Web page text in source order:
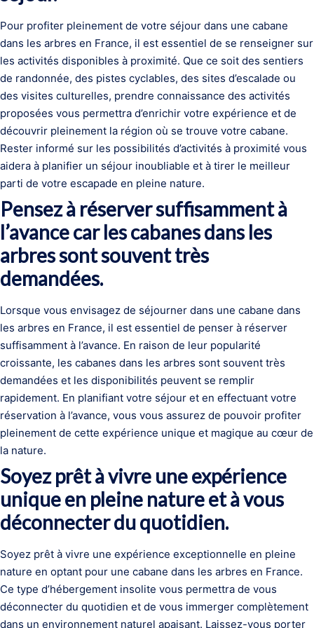
Pour profiter pleinement de votre séjour dans une cabane
dans les arbres en France, il est essentiel de se renseigner sur
les activités disponibles à proximité. Que ce soit des sentiers
de randonnée, des pistes cyclables, des sites d’escalade ou
des visites culturelles, prendre connaissance des activités
proposées vous permettra d’enrichir votre expérience et de
découvrir pleinement la région où se trouve votre cabane.
Rester informé sur les possibilités d’activités à proximité vous
aidera à planifier un séjour inoubliable et à tirer le meilleur
parti de votre escapade en pleine nature.
Pensez à réserver suffisamment à
l’avance car les cabanes dans les
arbres sont souvent très
demandées.
Lorsque vous envisagez de séjourner dans une cabane dans
les arbres en France, il est essentiel de penser à réserver
suffisamment à l’avance. En raison de leur popularité
croissante, les cabanes dans les arbres sont souvent très
demandées et les disponibilités peuvent se remplir
rapidement. En planifiant votre séjour et en effectuant votre
réservation à l’avance, vous vous assurez de pouvoir profiter
pleinement de cette expérience unique et magique au cœur de
la nature.
Soyez prêt à vivre une expérience
unique en pleine nature et à vous
déconnecter du quotidien.
Soyez prêt à vivre une expérience exceptionnelle en pleine
nature en optant pour une cabane dans les arbres en France.
Ce type d’hébergement insolite vous permettra de vous
déconnecter du quotidien et de vous immerger complètement
dans un environnement naturel apaisant. Laissez-vous porter